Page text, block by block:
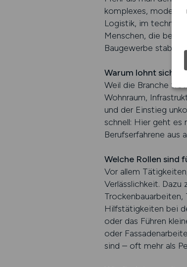
komplexes,
Logistik, im
Menschen, die
Baugewerbe stabile,
Warum lohnt sich
Weil die Branche
Wohnraum,
und der Einstieg
schnell: Hier geht es
Berufserfahrene aus
Welche Rollen sind
Vor allem
Verlässlichkeit.
Trockenbauarbeiten,
Hilfstätigkeiten bei
oder das Führen
oder
sind – oft mehr als